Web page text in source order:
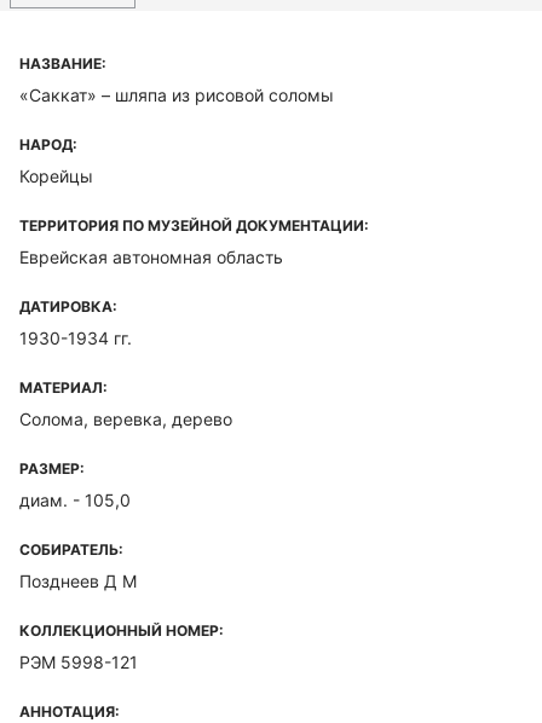
НАЗВАНИЕ:
«Саккат» – шляпа из рисовой соломы
НАРОД:
Корейцы
ТЕРРИТОРИЯ ПО МУЗЕЙНОЙ ДОКУМЕНТАЦИИ:
Еврейская автономная область
ДАТИРОВКА:
1930-1934 гг.
МАТЕРИАЛ:
Солома, веревка, дерево
РАЗМЕР:
диам. - 105,0
СОБИРАТЕЛЬ:
Позднеев Д М
КОЛЛЕКЦИОННЫЙ НОМЕР:
РЭМ 5998-121
АННОТАЦИЯ: